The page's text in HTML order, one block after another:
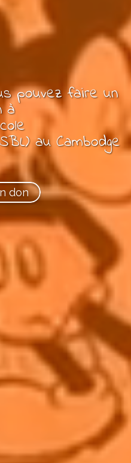
pouvezfaire un
à
au Cambodge
don